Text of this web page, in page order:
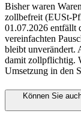
Bisher waren
zollbefreit (EUSt-
01.07.2026 entfällt
vereinfachten
bleibt unverändert.
damit zollpflichtig.
Umsetzung in den
Können Sie